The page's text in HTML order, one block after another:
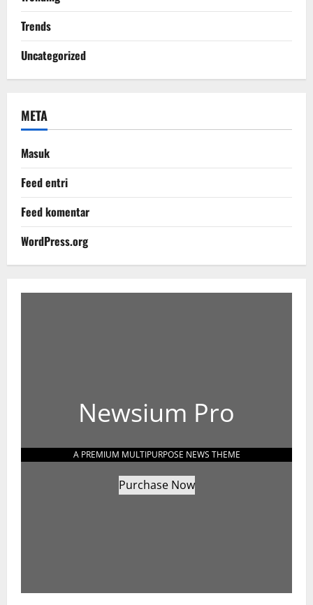
Trends
Uncategorized
META
Masuk
Feed entri
Feed komentar
WordPress.org
Newsium Pro
A PREMIUM MULTIPURPOSE NEWS THEME
Purchase Now